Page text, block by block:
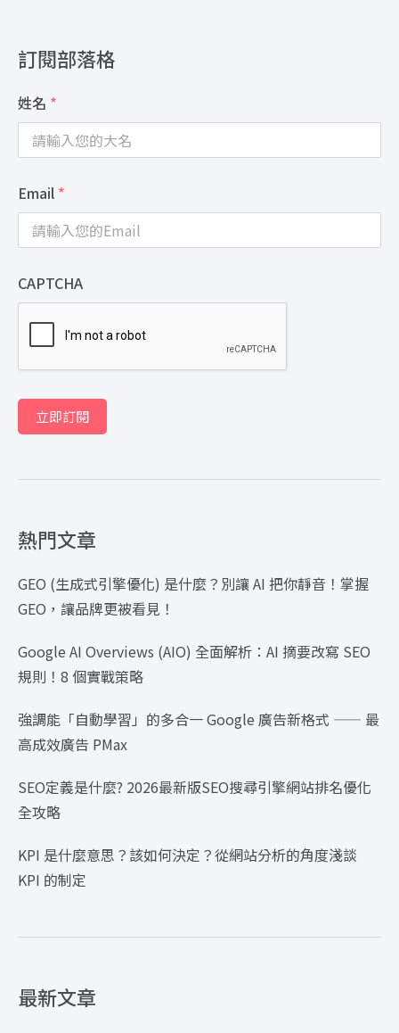
訂閱部落格
姓名 *
Email *
CAPTCHA
立即訂閱
熱門文章
GEO (生成式引擎優化) 是什麼？別讓 AI 把你靜音！掌握
GEO，讓品牌更被看見！
Google AI Overviews (AIO) 全面解析：AI 摘要改寫 SEO
規則！8 個實戰策略
強調能「自動學習」的多合一 Google 廣告新格式 —— 最
高成效廣告 PMax
SEO定義是什麼? 2026最新版SEO搜尋引擎網站排名優化
全攻略
KPI 是什麼意思？該如何決定？從網站分析的角度淺談
KPI 的制定
最新文章